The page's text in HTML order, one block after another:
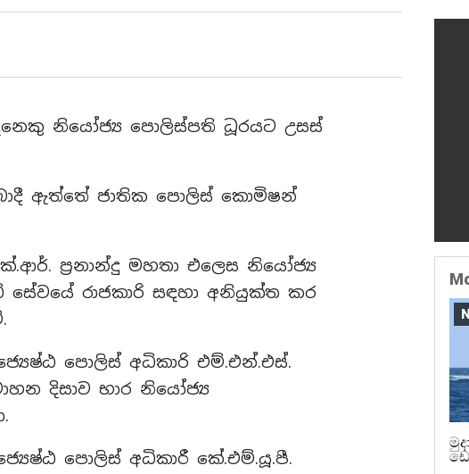
නියෝජ්‍ය පොලිස්පති ධූරයට උසස්
ඇත්තේ ජාතික පොලිස් කොමිෂන්
ප්‍රනාන්දු මහතා එලෙස නියෝජ්‍ය
රාජකාරි සඳහා අනියුක්ත කර
පොලිස් අධිකාරි එම්.එන්.එස්.
දිසාව භාර නියෝජ්‍ය
පොලිස් අධිකාරී කේ.එම්.යූ.පී.